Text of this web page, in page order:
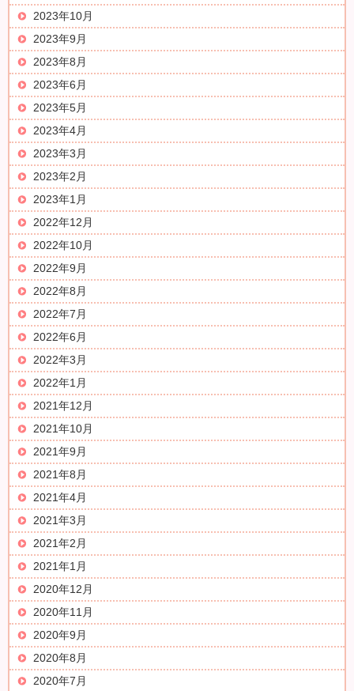
2023年10月
2023年9月
2023年8月
2023年6月
2023年5月
2023年4月
2023年3月
2023年2月
2023年1月
2022年12月
2022年10月
2022年9月
2022年8月
2022年7月
2022年6月
2022年3月
2022年1月
2021年12月
2021年10月
2021年9月
2021年8月
2021年4月
2021年3月
2021年2月
2021年1月
2020年12月
2020年11月
2020年9月
2020年8月
2020年7月